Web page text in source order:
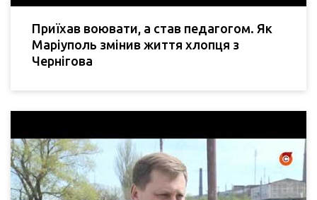
Приїхав воювати, а став педагогом. Як
Маріуполь змінив життя хлопця з
Чернігова